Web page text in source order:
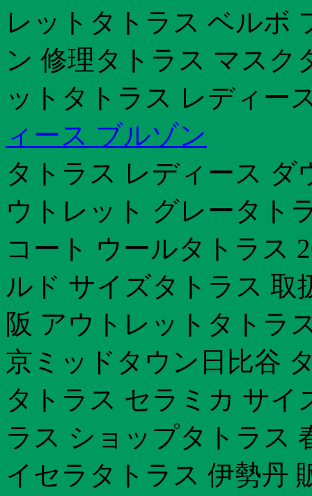
レットタトラス ベルボ
ン 修理タトラス マスク
ットタトラス レディー
ィース ブルゾン
タトラス レディース
ウトレット グレータト
コート ウールタトラス
ルド サイズタトラス 取
阪 アウトレットタトラ
京ミッドタウン日比谷
タトラス セラミカ サイ
ラス ショップタトラス
イセラタトラス 伊勢丹